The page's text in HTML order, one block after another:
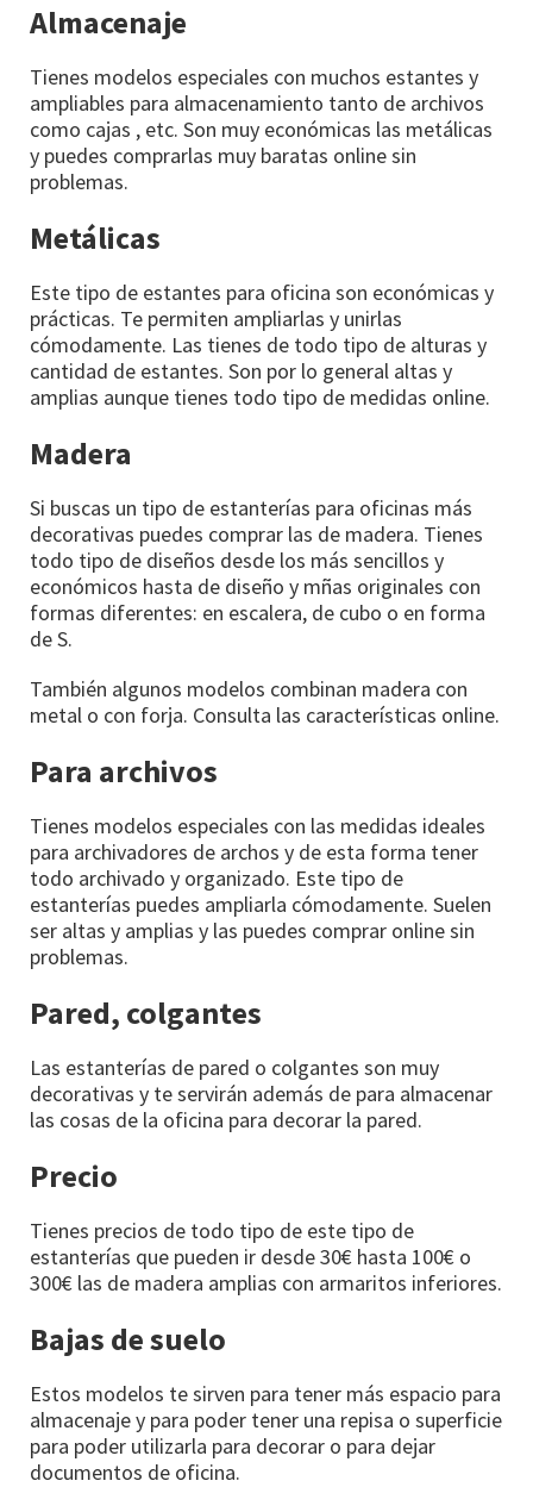
Almacenaje
Tienes modelos especiales con muchos estantes y
ampliables para almacenamiento tanto de archivos
como cajas , etc. Son muy económicas las metálicas
y puedes comprarlas muy baratas online sin
problemas.
Metálicas
Este tipo de estantes para oficina son económicas y
prácticas. Te permiten ampliarlas y unirlas
cómodamente. Las tienes de todo tipo de alturas y
cantidad de estantes. Son por lo general altas y
amplias aunque tienes todo tipo de medidas online.
Madera
Si buscas un tipo de estanterías para oficinas más
decorativas puedes comprar las de madera. Tienes
todo tipo de diseños desde los más sencillos y
económicos hasta de diseño y mñas originales con
formas diferentes: en escalera, de cubo o en forma
de S.
También algunos modelos combinan madera con
metal o con forja. Consulta las características online.
Para archivos
Tienes modelos especiales con las medidas ideales
para archivadores de archos y de esta forma tener
todo archivado y organizado. Este tipo de
estanterías puedes ampliarla cómodamente. Suelen
ser altas y amplias y las puedes comprar online sin
problemas.
Pared, colgantes
Las estanterías de pared o colgantes son muy
decorativas y te servirán además de para almacenar
las cosas de la oficina para decorar la pared.
Precio
Tienes precios de todo tipo de este tipo de
estanterías que pueden ir desde 30€ hasta 100€ o
300€ las de madera amplias con armaritos inferiores.
Bajas de suelo
Estos modelos te sirven para tener más espacio para
almacenaje y para poder tener una repisa o superficie
para poder utilizarla para decorar o para dejar
documentos de oficina.